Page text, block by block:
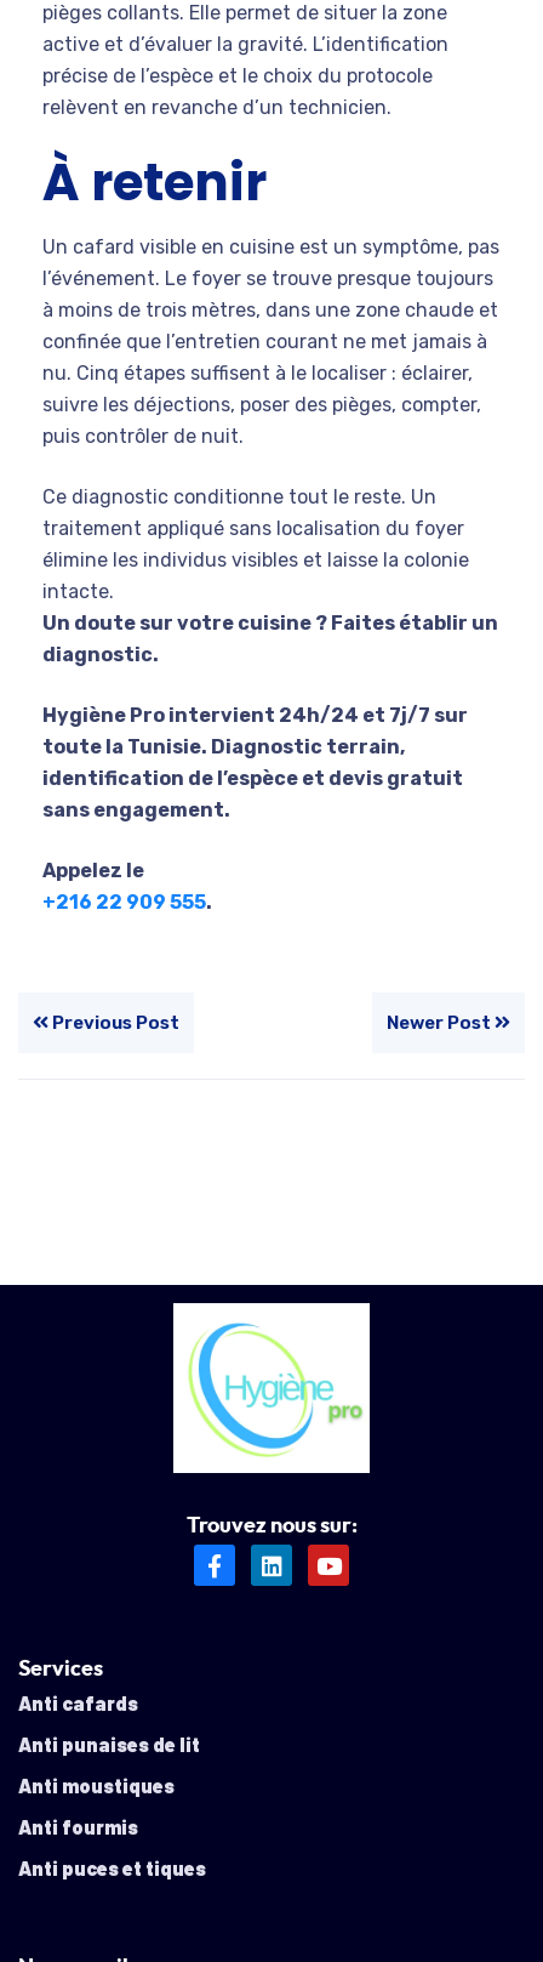
pièges collants. Elle permet de situer la zone
active et d’évaluer la gravité. L’identification
précise de l’espèce et le choix du protocole
relèvent en revanche d’un technicien.
À retenir
Un cafard visible en cuisine est un symptôme, pas
l’événement. Le foyer se trouve presque toujours
à moins de trois mètres, dans une zone chaude et
confinée que l’entretien courant ne met jamais à
nu. Cinq étapes suffisent à le localiser : éclairer,
suivre les déjections, poser des pièges, compter,
puis contrôler de nuit.
Ce diagnostic conditionne tout le reste. Un
traitement appliqué sans localisation du foyer
élimine les individus visibles et laisse la colonie
intacte.
Un doute sur votre cuisine ? Faites établir un
diagnostic.
Hygiène Pro intervient 24h/24 et 7j/7 sur
toute la Tunisie. Diagnostic terrain,
identification de l’espèce et devis gratuit
sans engagement.
Appelez le
+216 22 909 555.
Previous Post Newer Post
Trouvez nous sur:
Services
Anti cafards
Anti punaises de lit
Anti moustiques
Anti fourmis
Anti puces et tiques